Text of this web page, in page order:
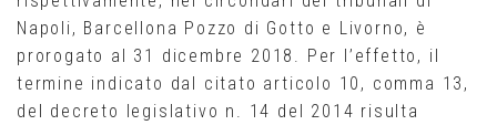
Napoli, Barcellona Pozzo di Gotto e Livorno, è
prorogato al 31 dicembre 2018. Per l’effetto, il
termine indicato dal citato articolo 10, comma 13,
del decreto legislativo n. 14 del 2014 risulta